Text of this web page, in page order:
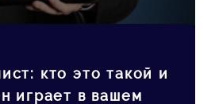
кто это такой и
играет в вашем